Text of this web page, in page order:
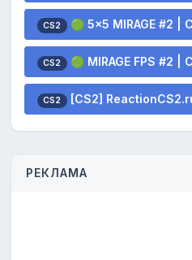
CS2 🟢 5x5 MIRAGE #2 |
CS2 🟢 MIRAGE FPS #2 |
CS2 [CS2] ReactionCS2.ru -
РЕКЛАМА